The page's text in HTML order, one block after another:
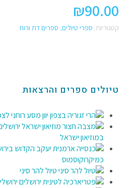
טיולים ספרים והרצאות
מסע רוחני לצפון
במוזיאון ישראל
כמיקרוקוסמוס
טיול להר סיני
₪90.00
קטגוריות: ספרי טיולים, ספרים דת ורוח